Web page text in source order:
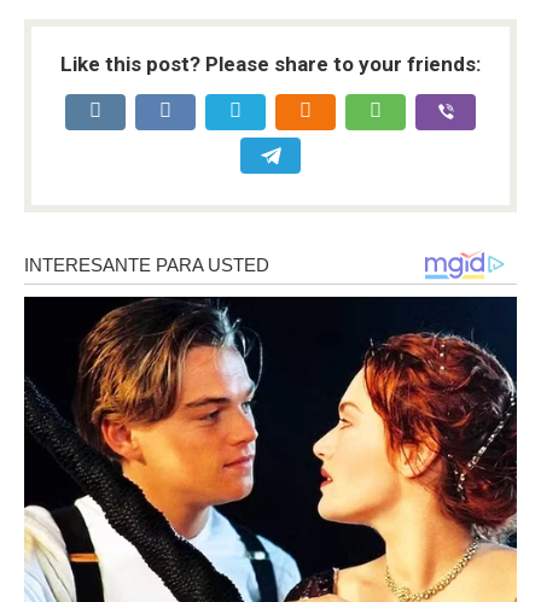
Like this post? Please share to your friends: